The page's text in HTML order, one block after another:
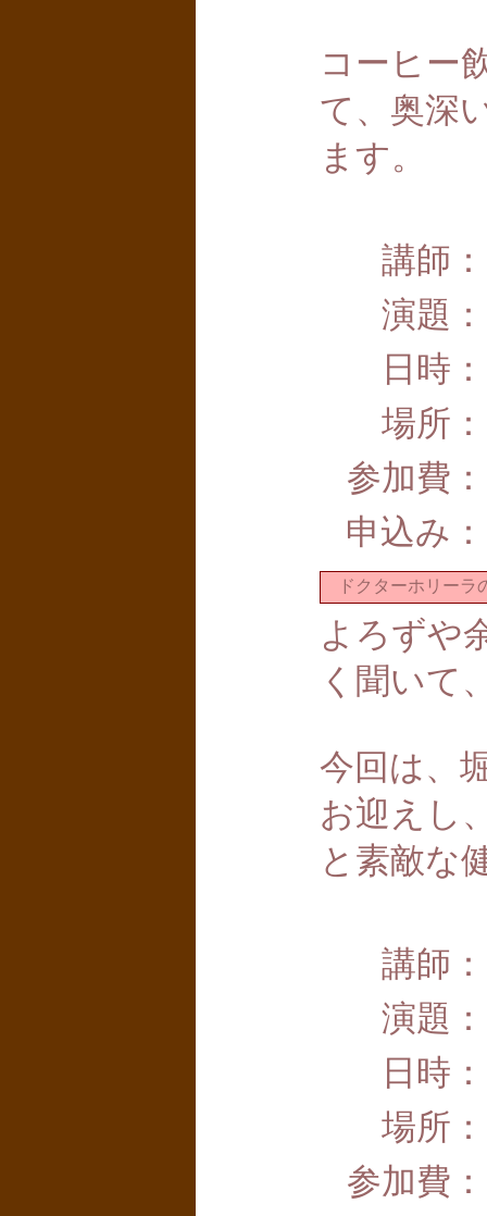
コーヒー
て、奥深
ます。
講師：
演題：
日時：
場所：
参加費：
申込み：
ドクターホリーラ
よろずや
く聞いて
今回は、
お迎えし
と素敵な
講師：
演題：
日時：
場所：
参加費：